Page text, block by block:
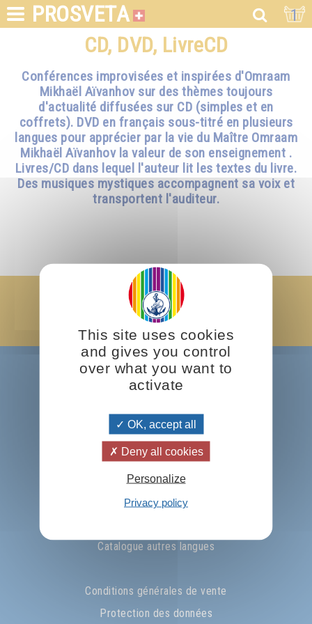
PROSVETA 1
CD, DVD, LivreCD
Conférences improvisées et inspirées d'Omraam
Mikhaël Aïvanhov sur des thèmes toujours
d'actualité diffusées sur CD (simples et en
coffrets). DVD en français sous-titré en plusieurs
langues pour apprécier par la vie du Maître Omraam
Mikhaël Aïvanhov la valeur de son enseignement .
Livres/CD dans lequel l'auteur lit les textes du livre.
Des musiques mystiques accompagnent sa voix et
transportent l'auditeur.
Je m'abonne à la newsletter
A propos
Omraam Mikhaël Aïvanhov
Prosveta international
Nous écrire ...
La pensée du jour
Télécharger le catalogue
Catalogue autres langues
Conditions générales de vente
Protection des données
This site uses cookies
and gives you control
over what you want to
activate
OK, accept all
Deny all cookies
Personalize
Privacy policy